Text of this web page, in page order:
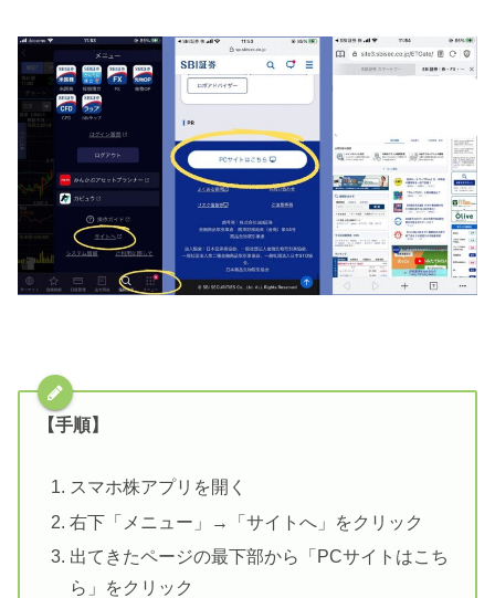
【手順】
スマホ株アプリを開く
右下「メニュー」→「サイトへ」をクリック
出てきたページの最下部から「PCサイトはこち
ら」をクリック